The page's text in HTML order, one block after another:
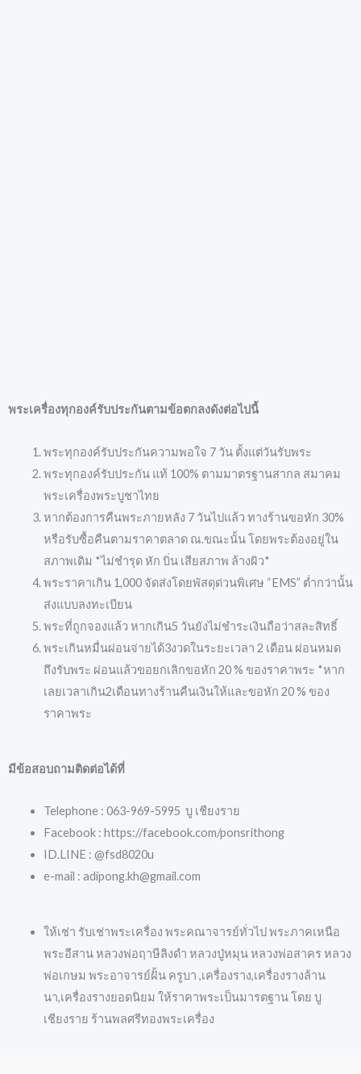
พระเครื่องทุกองค์รับประกันตามข้อตกลงดังต่อไปนี้
พระทุกองค์รับประกันความพอใจ 7 วัน ตั้งแต่วันรับพระ
พระทุกองค์รับประกัน แท้ 100% ตามมาตรฐานสากล สมาคม
พระเครื่องพระบูชาไทย
หากต้องการคืนพระภายหลัง 7 วันไปแล้ว ทางร้านขอหัก 30%
หรือรับซื้อคืนตามราคาตลาด ณ.ขณะนั้น โดยพระต้องอยู่ใน
สภาพเดิม *ไม่ชำรุด หัก บิ่น เสียสภาพ ล้างผิว*
พระราคาเกิน 1,000 จัดส่งโดยพัสดุด่วนพิเศษ “EMS” ต่ำกว่านั้น
ส่งแบบลงทะเบียน
พระที่ถูกจองแล้ว หากเกิน5 วันยังไม่ชำระเงินถือว่าสละสิทธิ์
พระเกินหมื่นผ่อนจ่ายได้3งวดในระยะเวลา 2 เดือน ผ่อนหมด
ถึงรับพระ ผ่อนแล้วขอยกเลิกขอหัก 20 % ของราคาพระ *หาก
เลยเวลาเกิน2เดือนทางร้านคืนเงินให้และขอหัก 20 % ของ
ราคาพระ
มีข้อสอบถามติดต่อได้ที่
Telephone : 063-969-5995 บู เชียงราย
Facebook : https://facebook.com/ponsrithong
ID.LINE : @fsd8020u
e-mail : adipong.kh@gmail.com
ให้เช่า รับเช่าพระเครื่อง พระคณาจารย์ทั่วไป พระภาคเหนือ
พระอีสาน หลวงพ่อฤาษีลิงดำ หลวงปู่หมุน หลวงพ่อสาคร หลวง
พ่อเกษม พระอาจารย์ฝั้น ครูบา ,เครื่องราง,เครื่องรางล้าน
นา,เครื่องรางยอดนิยม ให้ราคาพระเป็นมารตฐาน โดย บู
เชียงราย ร้านพลศรีทองพระเครื่อง